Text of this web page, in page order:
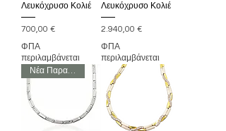
Λευκόχρυσο Κολιέ
Τιμή
700,00 €
ΦΠΑ
περιλαμβάνεται
Λευκόχρυσο Κολιέ
Τιμή
2.940,00 €
ΦΠΑ
περιλαμβάνεται
Νέα Παραλαβή